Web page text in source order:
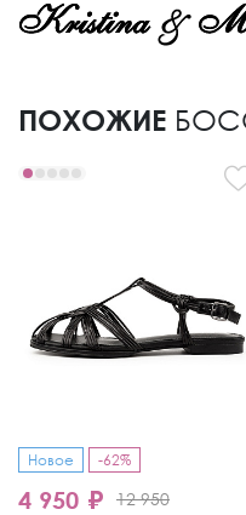
ПОХОЖИЕ
Новое -62%
4 950 ₽ 12 950